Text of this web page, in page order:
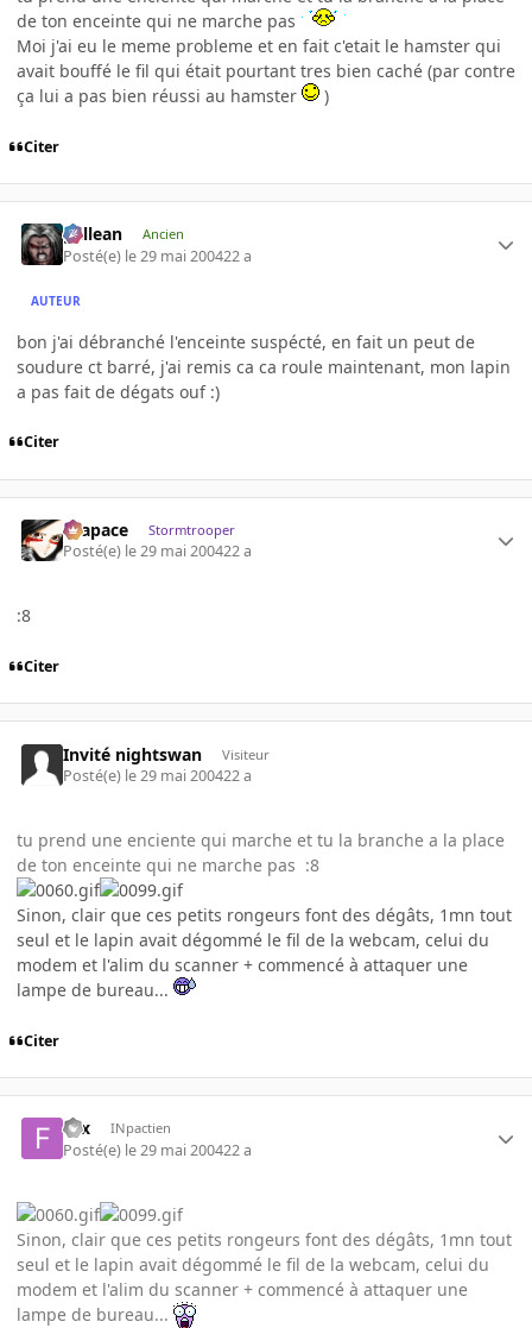
de ton enceinte qui ne marche pas
Moi j'ai eu le meme probleme et en fait c'etait le hamster qui
avait bouffé le fil qui était pourtant tres bien caché (par contre
ça lui a pas bien réussi au hamster
)
Citer
gallean Ancien
Posté(e) le 29 mai 200422 a
AUTEUR
bon j'ai débranché l'enceinte suspécté, en fait un peut de
soudure ct barré, j'ai remis ca ca roule maintenant, mon lapin
a pas fait de dégats ouf :)
Citer
Krapace Stormtrooper
Posté(e) le 29 mai 200422 a
:8
Citer
Invité nightswan Visiteur
Posté(e) le 29 mai 200422 a
tu prend une enciente qui marche et tu la branche a la place
de ton enceinte qui ne marche pas :8
Sinon, clair que ces petits rongeurs font des dégâts, 1mn tout
seul et le lapin avait dégommé le fil de la webcam, celui du
modem et l'alim du scanner + commencé à attaquer une
lampe de bureau...
Citer
fifx INpactien
Posté(e) le 29 mai 200422 a
Sinon, clair que ces petits rongeurs font des dégâts, 1mn tout
seul et le lapin avait dégommé le fil de la webcam, celui du
modem et l'alim du scanner + commencé à attaquer une
lampe de bureau...